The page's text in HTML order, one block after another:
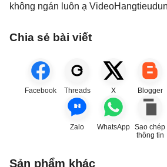
không ngán luôn ạ
Chia sẻ bài viết
Facebook Threads X Blogger
Zalo WhatsApp Sao chép
thông tin
Sản phẩm khác